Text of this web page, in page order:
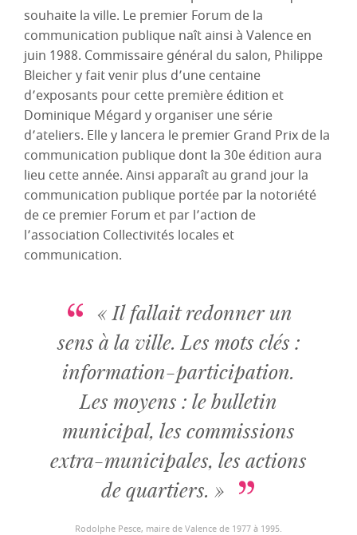
souhaite la ville. Le premier Forum de la
communication publique naît ainsi à Valence en
juin 1988. Commissaire général du salon, Philippe
Bleicher y fait venir plus d’une centaine
d’exposants pour cette première édition et
Dominique Mégard y organiser une série
d’ateliers. Elle y lancera le premier Grand Prix de la
communication publique dont la 30e édition aura
lieu cette année. Ainsi apparaît au grand jour la
communication publique portée par la notoriété
de ce premier Forum et par l’action de
l’association Collectivités locales et
communication.
« Il fallait redonner un
sens à la ville. Les mots clés :
information-participation.
Les moyens : le bulletin
municipal, les commissions
extra-municipales, les actions
de quartiers. »
Rodolphe Pesce, maire de Valence de 1977 à 1995.